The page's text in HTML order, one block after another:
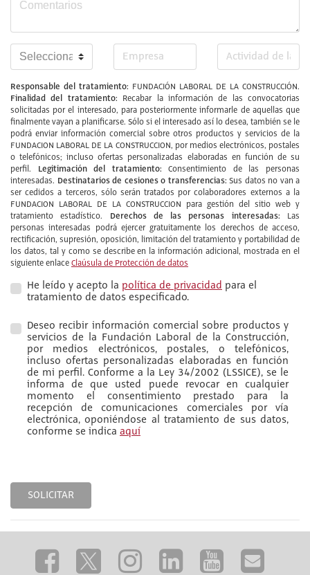
Responsable del tratamiento: FUNDACIÓN LABORAL DE LA CONSTRUCCIÓN.
Finalidad del tratamiento: Recabar la información de las convocatorias
solicitadas por el interesado, para posteriormente informarle de aquellas que
finalmente vayan a planificarse. Sólo si el interesado así lo desea, también se le
podrá enviar información comercial sobre otros productos y servicios de la
FUNDACION LABORAL DE LA CONSTRUCCION, por medios electrónicos, postales
o telefónicos; incluso ofertas personalizadas elaboradas en función de su
perfil.
Legitimación del tratamiento: Consentimiento de las personas
interesadas. Destinatarios de cesiones o transferencias: Sus datos no van a
ser cedidos a terceros, sólo serán tratados por colaboradores externos a la
FUNDACION LABORAL DE LA CONSTRUCCION para gestión del sitio web y
tratamiento estadístico.
Derechos de las personas interesadas: Las
personas interesadas podrá ejercer gratuitamente los derechos de acceso,
rectificación, supresión, oposición, limitación del tratamiento y portabilidad de
los datos, tal y como se describe en la información adicional, mostrada en el
siguiente enlace Claúsula de Protección de datos
He leído y acepto la política de privacidad para el
tratamiento de datos especificado.
Deseo recibir información comercial sobre productos y
servicios de la Fundación Laboral de la Construcción,
por medios electrónicos, postales, o telefónicos,
incluso ofertas personalizadas elaboradas en función
de mi perfil. Conforme a la Ley 34/2002 (LSSICE), se le
informa de que usted puede revocar en cualquier
momento el consentimiento prestado para la
recepción de comunicaciones comerciales por vía
electrónica, oponiéndose al tratamiento de sus datos,
conforme se indica aquí
SOLICITAR